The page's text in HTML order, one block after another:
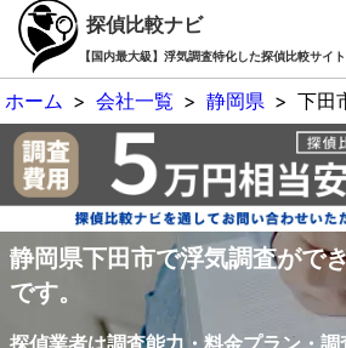
探偵比較ナビ
【国内最大級】浮気調査特化した探偵比較サイト
ホーム > 会社一覧 > 静岡県 > 下田
静岡県下田市で浮気調査がで
です。
探偵業者は調査能力・料金プラン・